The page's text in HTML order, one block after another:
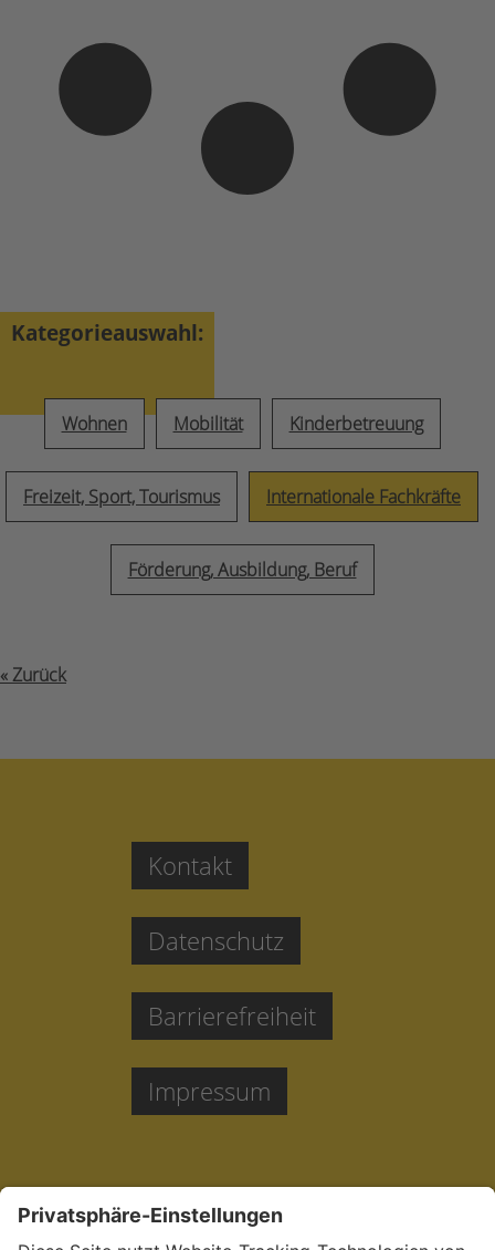
Kategorieauswahl:
Wohnen Mobilität Kinderbetreuung
Freizeit, Sport, Tourismus Internationale Fachkräfte
Förderung, Ausbildung, Beruf
« Zurück
Kontakt
Datenschutz
Barrierefreiheit
Impressum